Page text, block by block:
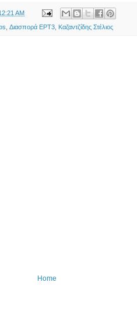
AM
Διασπορά ΕΡΤ3 Καζαντζίδης Στέλιος
Home